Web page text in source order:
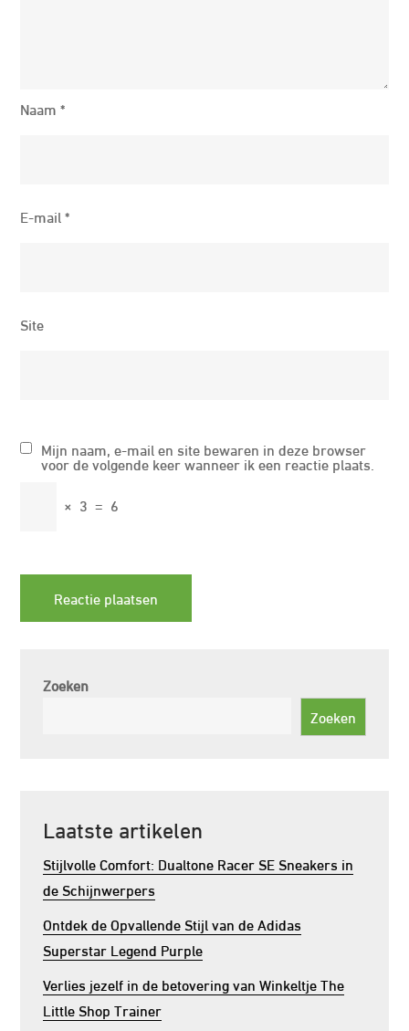
Naam*
E-mail*
Site
Mijn naam, e-mail en site bewaren in deze browser
voor de volgende keer wanneer ik een reactie plaats.
× 3 = 6
Zoeken
Zoeken
Laatste artikelen
Stijlvolle Comfort: Dualtone Racer SE Sneakers in
de Schijnwerpers
Ontdek de Opvallende Stijl van de Adidas
Superstar Legend Purple
Verlies jezelf in de betovering van Winkeltje The
Little Shop Trainer